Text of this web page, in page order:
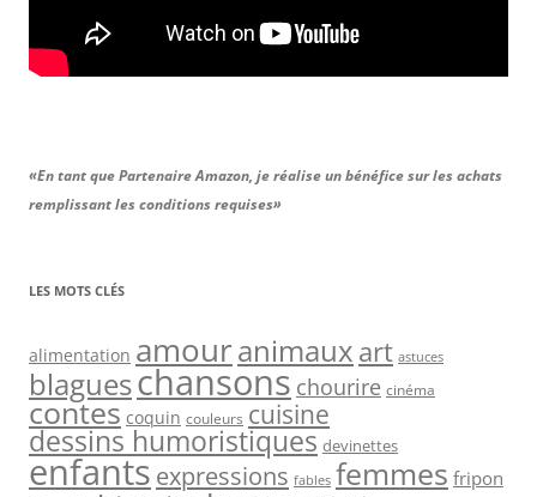
«En tant que Partenaire Amazon, je réalise un bénéfice sur les achats
remplissant les conditions requises»
LES MOTS CLÉS
alimentation amouranimaux art astuces
blagueschansons chourire cinéma
contes coquin couleurs cuisine
dessins humoristiques devinettes
enfantsexpressions fables femmes fripon